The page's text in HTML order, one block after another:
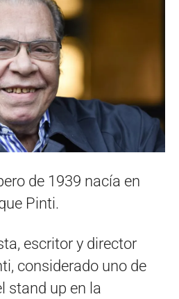
de 1939 nacía en
Pinti.
escritor y director
considerado uno de
stand up en la